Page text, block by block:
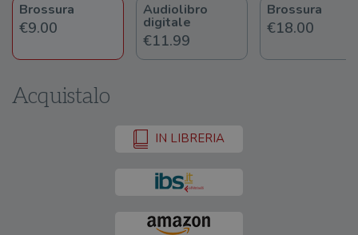
Brossura
€9.00
Audiolibro
digitale
€11.99
Brossura
€18.00
Acquistalo
IN LIBRERIA